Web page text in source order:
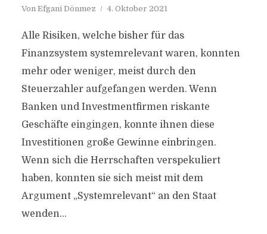
Von Efgani Dönmez 4. Oktober 2021
Alle Risiken, welche bisher für das
Finanzsystem systemrelevant waren, konnten
mehr oder weniger, meist durch den
Steuerzahler aufgefangen werden. Wenn
Banken und Investmentfirmen riskante
Geschäfte eingingen, konnte ihnen diese
Investitionen große Gewinne einbringen.
Wenn sich die Herrschaften verspekuliert
haben, konnten sie sich meist mit dem
Argument „Systemrelevant“ an den Staat
wenden...